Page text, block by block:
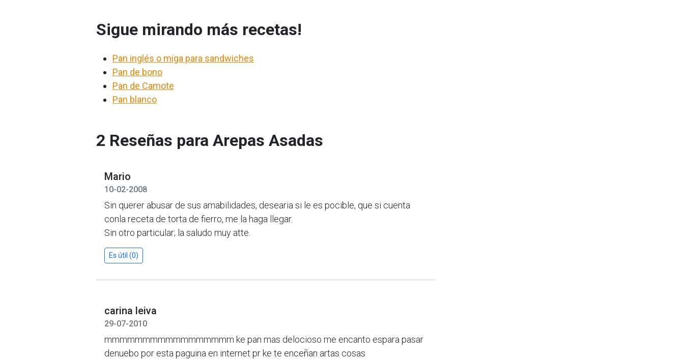
Sigue mirando más recetas!
Pan inglés o miga para sandwiches
Pan de bono
Pan de Camote
Pan blanco
2 Reseñas para Arepas Asadas
Mario
10-02-2008
Sin querer abusar de sus amabilidades, desearia si le es pocible, que si cuenta
conla receta de torta de fierro, me la haga llegar.
Sin otro particular; la saludo muy atte.
Es útil (0)
carina leiva
29-07-2010
mmmmmmmmmmmmmmmmm ke pan mas delocioso me encanto espara pasar
denuebo por esta paguina en internet pr ke te enceñan artas cosas